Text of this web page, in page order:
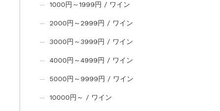
1000円～1999円 / ワイン
2000円～2999円 / ワイン
3000円～3999円 / ワイン
4000円～4999円 / ワイン
5000円～9999円 / ワイン
10000円～ / ワイン